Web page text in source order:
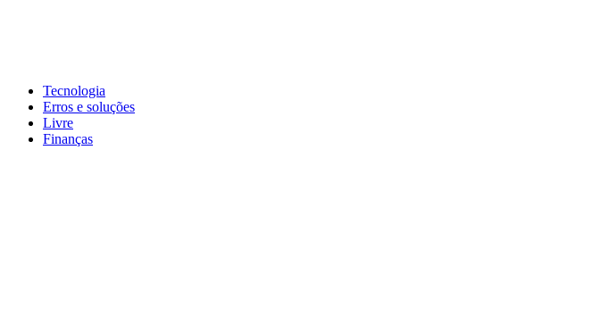
John-Henrique
Distribuindo conteúdo útil
Tecnologia
Erros e soluções
Livre
Finanças